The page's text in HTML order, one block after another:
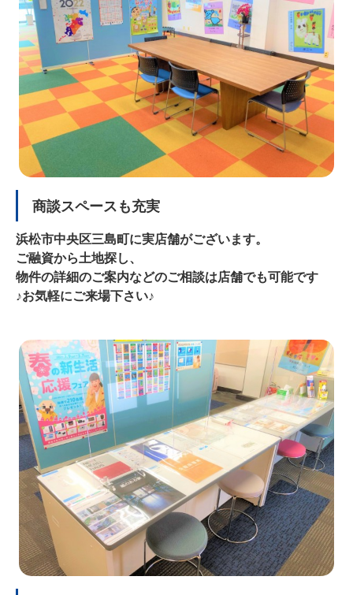
商談スペースも充実
浜松市中央区三島町に実店舗がございます。
ご融資から土地探し、
物件の詳細のご案内などのご相談は店舗でも可能です
♪お気軽にご来場下さい♪